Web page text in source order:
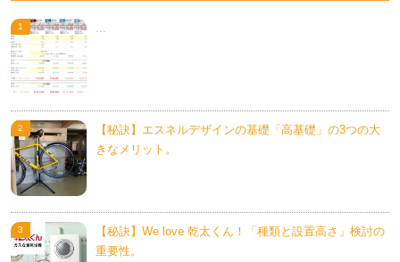
...
【秘訣】エスネルデザインの基礎「高基礎」の3つの大
きなメリット。
【秘訣】We love 乾太くん！「種類と設置高さ」検討の
重要性。